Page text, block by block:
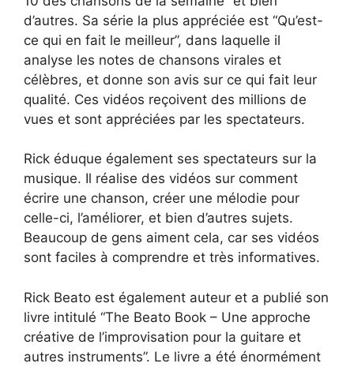
d’autres. Sa série la plus appréciée est “Qu’est-
ce qui en fait le meilleur”, dans laquelle il
analyse les notes de chansons virales et
célèbres, et donne son avis sur ce qui fait leur
qualité. Ces vidéos reçoivent des millions de
vues et sont appréciées par les spectateurs.
Rick éduque également ses spectateurs sur la
musique. Il réalise des vidéos sur comment
écrire une chanson, créer une mélodie pour
celle-ci, l’améliorer, et bien d’autres sujets.
Beaucoup de gens aiment cela, car ses vidéos
sont faciles à comprendre et très informatives.
Rick Beato est également auteur et a publié son
livre intitulé “The Beato Book – Une approche
créative de l’improvisation pour la guitare et
autres instruments”. Le livre a été énormément